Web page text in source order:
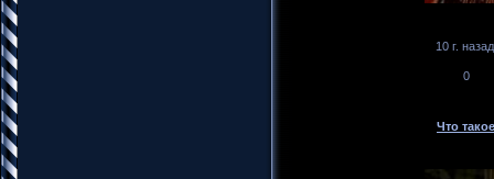
10 г. назад
0
Что